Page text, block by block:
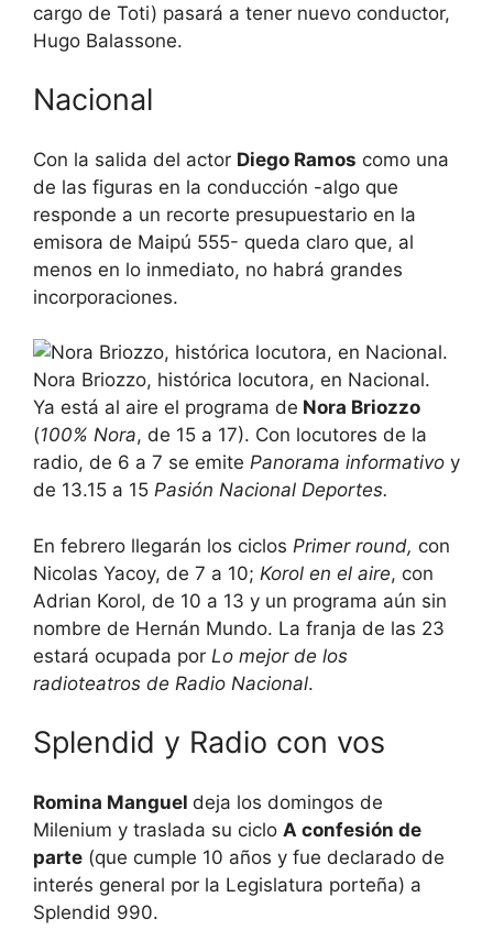
cargo de Toti) pasará a tener nuevo conductor,
Hugo Balassone.
Nacional
Con la salida del actor Diego Ramos como una
de las figuras en la conducción -algo que
responde a un recorte presupuestario en la
emisora de Maipú 555- queda claro que, al
menos en lo inmediato, no habrá grandes
incorporaciones.
Nora Briozzo, histórica locutora, en Nacional.
Ya está al aire el programa de Nora Briozzo
(100% Nora, de 15 a 17). Con locutores de la
radio, de 6 a 7 se emite Panorama informativo y
de 13.15 a 15 Pasión Nacional Deportes.
En febrero llegarán los ciclos Primer round, con
Nicolas Yacoy, de 7 a 10; Korol en el aire, con
Adrian Korol, de 10 a 13 y un programa aún sin
nombre de Hernán Mundo. La franja de las 23
estará ocupada por Lo mejor de los
radioteatros de Radio Nacional.
Splendid y Radio con vos
Romina Manguel deja los domingos de
Milenium y traslada su ciclo A confesión de
parte (que cumple 10 años y fue declarado de
interés general por la Legislatura porteña) a
Splendid 990.